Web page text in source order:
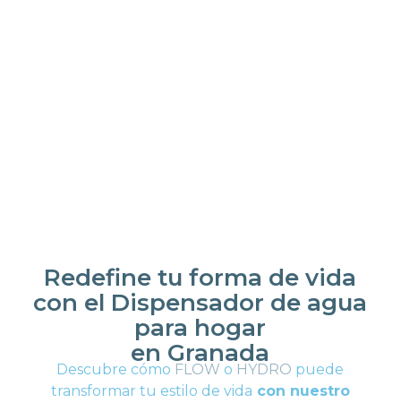
Redefine tu forma de vida
con el Dispensador de agua
para hogar
en Granada
Descubre cómo FLOW o HYDRO puede
transformar tu estilo de vida con nuestro